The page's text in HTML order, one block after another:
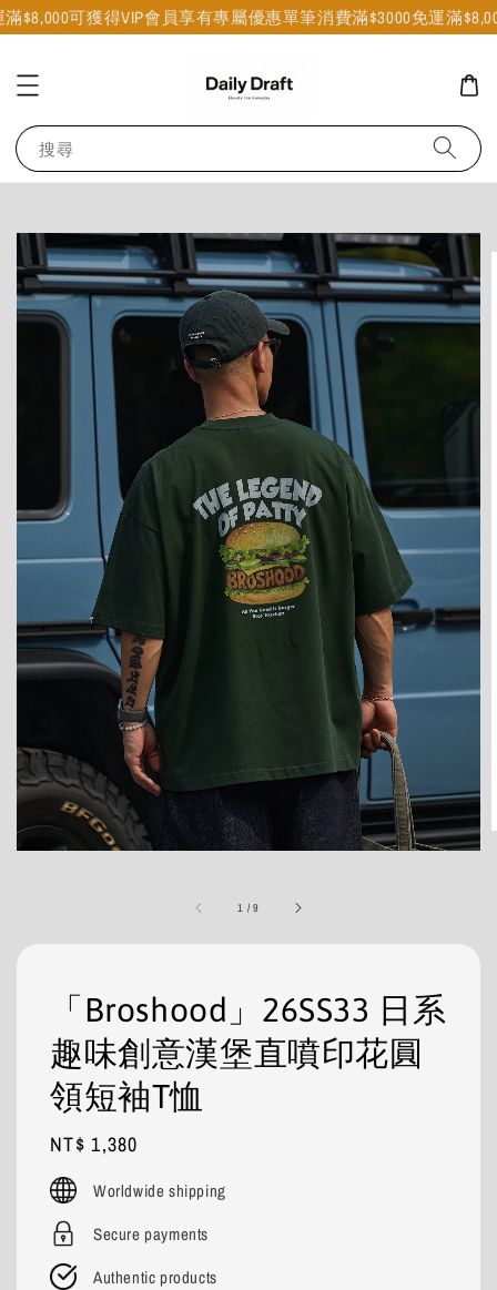
可獲得VIP會員享有專屬優惠單筆消費滿$3000免運滿
搜尋
1 /9
「Broshood」26SS33 日系
趣味創意漢堡直噴印花圓
領短袖T恤
Regular
price
NT$ 1,380
Worldwide shipping
Secure payments
Authentic products